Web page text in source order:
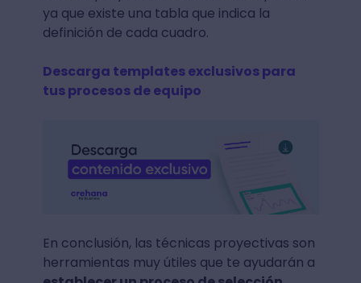
ya que existe una tabla que indica la
definición de cada cuadro.
Descarga templates exclusivos para
tus procesos de equipo
En conclusión, las técnicas proyectivas son
herramientas muy útiles que te ayudarán a